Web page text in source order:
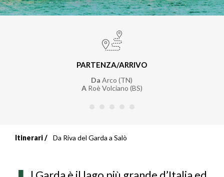
PARTENZA/ARRIVO
Da Arco (TN)
ARoè Volciano (BS)
di
Itinerari Da Riva del Garda a Salò